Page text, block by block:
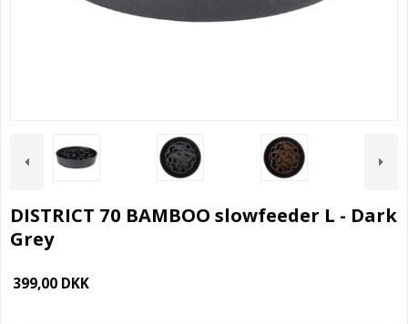
DISTRICT 70 BAMBOO slowfeeder L - Dark
Grey
399,00 DKK